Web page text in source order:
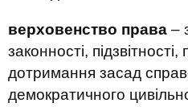
верховенство права –
законності, підзвітності,
дотримання засад
демократичного